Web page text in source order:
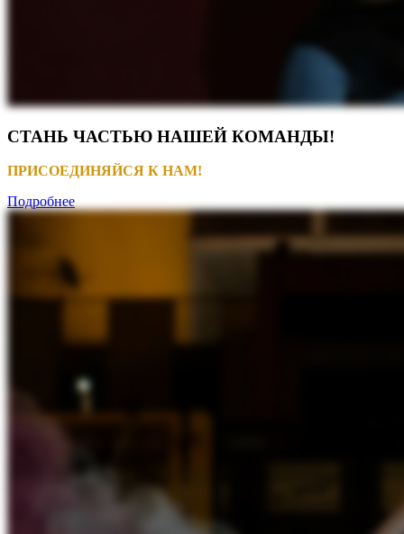
СТАНЬ ЧАСТЬЮ НАШЕЙ КОМАНДЫ!
ПРИСОЕДИНЯЙСЯ К НАМ!
Подробнее